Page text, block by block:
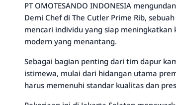
PT OMOTESANDO INDONESIA
Demi Chef di The Cutler Prime Rib,
mencari individu yang siap
modern yang menantang.
Sebagai bagian penting dari tim dapur
istimewa, mulai dari hidangan utama
harus memenuhi standar kualitas dan